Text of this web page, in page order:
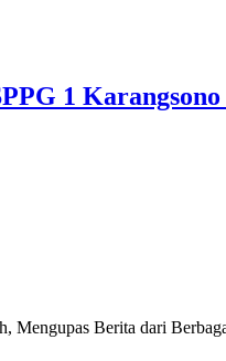
1
Mengupas Berita dari